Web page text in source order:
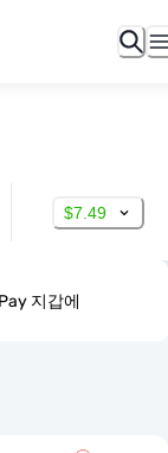
$7.49
지갑에